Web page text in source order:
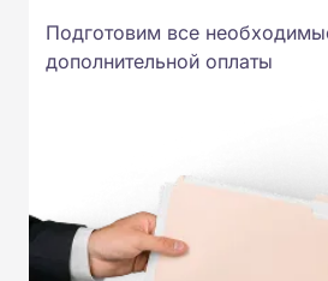
Подготовим все
дополнительной оплаты